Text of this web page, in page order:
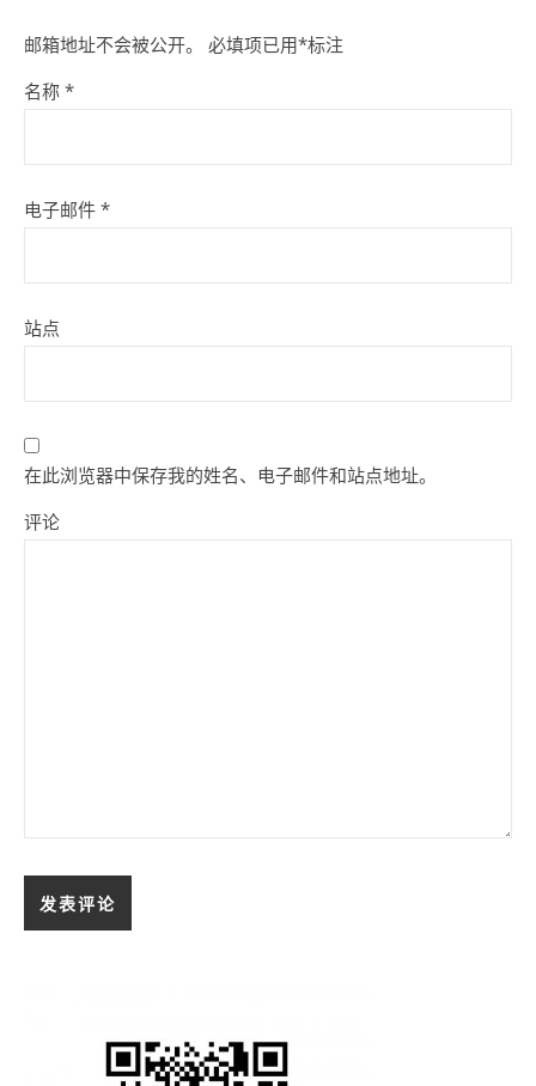
邮箱地址不会被公开。 必填项已用*标注
名称 *
电子邮件 *
站点
在此浏览器中保存我的姓名、电子邮件和站点地址。
评论